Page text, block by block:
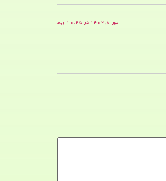
مهر ۸, ۱۴۰۲ در ۱۰:۲۵ ق.ظ